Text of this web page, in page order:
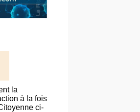
la
à la fois
ci-